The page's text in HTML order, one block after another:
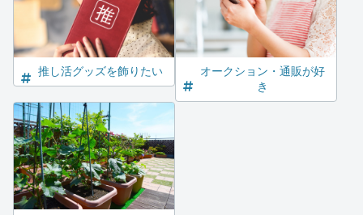
推し活グッズを飾りたい
オークション・通販が好
き